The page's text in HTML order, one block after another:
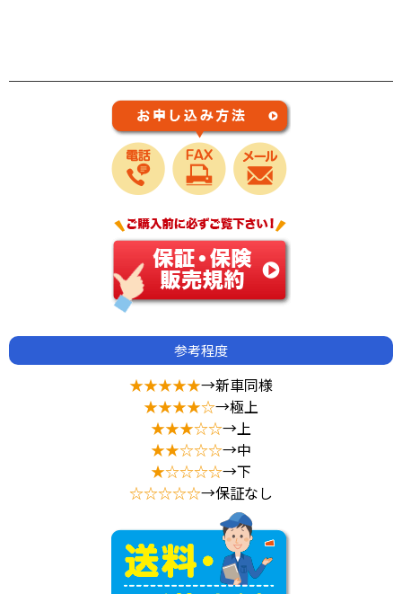
参考程度
★★★★★→新車同様
★★★★☆→極上
★★★☆☆→上
★★☆☆☆→中
★☆☆☆☆→下
☆☆☆☆☆→保証なし